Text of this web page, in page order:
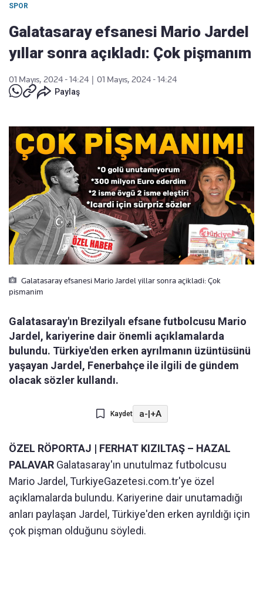
SPOR
Galatasaray efsanesi Mario Jardel
yıllar sonra açıkladı: Çok pişmanım
01 Mayıs, 2024 - 14:24
01 Mayıs, 2024 - 14:24
Paylaş
Galatasaray efsanesi Mario Jardel yillar sonra açikladi: Çok
pismanim
Galatasaray'ın Brezilyalı efsane futbolcusu Mario
Jardel, kariyerine dair önemli açıklamalarda
bulundu. Türkiye'den erken ayrılmanın üzüntüsünü
yaşayan Jardel, Fenerbahçe ile ilgili de gündem
olacak sözler kullandı.
Kaydet a-|+A
ÖZEL RÖPORTAJ | FERHAT KIZILTAŞ – HAZAL
PALAVAR Galatasaray'ın unutulmaz futbolcusu
Mario Jardel, TurkiyeGazetesi.com.tr'ye özel
açıklamalarda bulundu. Kariyerine dair unutamadığı
anları paylaşan Jardel, Türkiye'den erken ayrıldığı için
çok pişman olduğunu söyledi.